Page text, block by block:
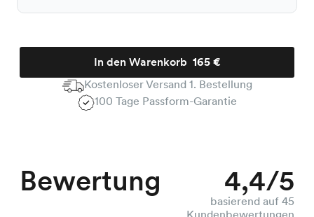
In den Warenkorb
Kostenloser Versand 1. Bestellung
100 Tage Passform-Garantie
Bewertung 4,4/5
basierend auf 45